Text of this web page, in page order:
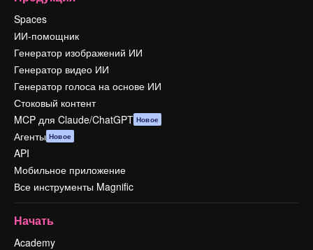
Spaces
ИИ-помощник
Генератор изображений ИИ
Генератор видео ИИ
Генератор голоса на основе ИИ
Стоковый контент
MCP для Claude/ChatGPT Новое
Агенты Новое
API
Мобильное приложение
Все инструменты Magnific
Начать
Academy